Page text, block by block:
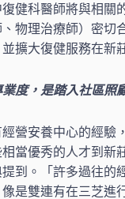
健科醫師將與相關
、物理治療師）密切
擴大復健服務在新
度，是踏入社區照
經營安養中心的經驗
當優秀的人才到新
到。「許多過往的
是雙連有在三芝進